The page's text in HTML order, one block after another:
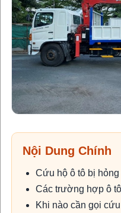
Nội Dung Chính
Cứu hộ ô tô bị
Các trường hợp ô
Khi nào cần gọi